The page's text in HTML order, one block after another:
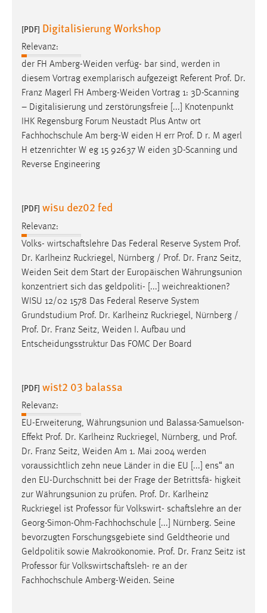
[PDF] Digitalisierung Workshop
Relevanz:
der FH Amberg-Weiden verfüg- bar sind, werden in
diesem Vortrag exemplarisch aufgezeigt Referent Prof. Dr.
Franz Magerl FH Amberg-Weiden Vortrag 1: 3D-Scanning
– Digitalisierung und zerstörungsfreie [...] Knotenpunkt
IHK Regensburg Forum Neustadt Plus Antw ort
Fachhochschule Am berg-W eiden H err Prof. D r. M agerl
H etzenrichter W eg 15 92637 W eiden 3D-Scanning und
Reverse Engineering
[PDF] wisu dez02 fed
Relevanz:
Volks- wirtschaftslehre Das Federal Reserve System Prof.
Dr. Karlheinz Ruckriegel, Nürnberg / Prof. Dr. Franz Seitz,
Weiden Seit dem Start der Europäischen Währungsunion
konzentriert sich das geldpoliti- [...] weichreaktionen?
WISU 12/02 1578 Das Federal Reserve System
Grundstudium Prof. Dr. Karlheinz Ruckriegel, Nürnberg /
Prof. Dr. Franz Seitz, Weiden I. Aufbau und
Entscheidungsstruktur Das FOMC Der Board
[PDF] wist2 03 balassa
Relevanz:
EU-Erweiterung, Währungsunion und Balassa-Samuelson-
Effekt Prof. Dr. Karlheinz Ruckriegel, Nürnberg, und Prof.
Dr. Franz Seitz, Weiden Am 1. Mai 2004 werden
voraussichtlich zehn neue Länder in die EU [...] ens“ an
den EU-Durchschnitt bei der Frage der Betrittsfä- higkeit
zur Währungsunion zu prüfen. Prof. Dr. Karlheinz
Ruckriegel ist Professor für Volkswirt- schaftslehre an der
Georg-Simon-Ohm-Fachhochschule [...] Nürnberg. Seine
bevorzugten Forschungsgebiete sind Geldtheorie und
Geldpolitik sowie Makroökonomie. Prof. Dr. Franz Seitz ist
Professor für Volkswirtschaftsleh- re an der
Fachhochschule Amberg-Weiden. Seine
Name:
Zweck:
Das Cookie speichert die gewählte Sprache der Website.
Cookie Laufzeit:
30 Tage
Chat
Name:
Wird benötigt um die Chatfunktion nutzen zu können.
Cookie Laufzeit:
5e9dbeb1811c0446 = Sitzungslaufzeit, mibew_locale = 3
Jahre, MIBEW_UserID = 1 Jahr
Login
Name:
Zweck:
einloggen zu können.
Cookie Laufzeit:
STATISTIK
Statistik Cookies erfassen Informationen anonym.
Diese Informationen helfen uns zu verstehen, wie
unsere Besucher unsere Website nutzen.
Matomo